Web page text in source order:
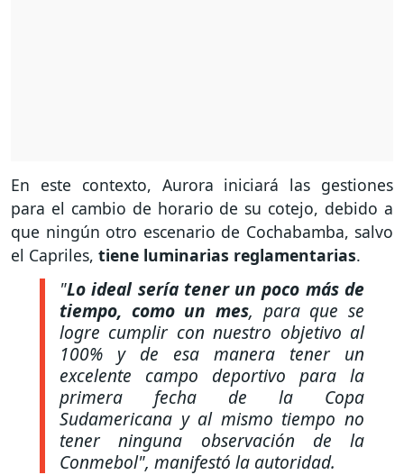
En este contexto, Aurora iniciará las gestiones
para el cambio de horario de su cotejo, debido a
que ningún otro escenario de Cochabamba, salvo
el Capriles, tiene luminarias reglamentarias.
"Lo ideal sería tener un poco más de
tiempo, como un mes, para que se
logre cumplir con nuestro objetivo al
100% y de esa manera tener un
excelente campo deportivo para la
primera fecha de la Copa
Sudamericana y al mismo tiempo no
tener ninguna observación de la
Conmebol", manifestó la autoridad.